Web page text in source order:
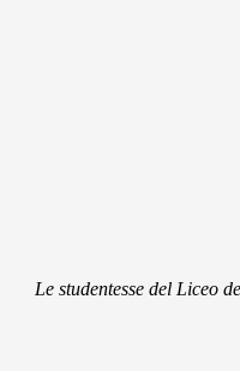
Le studentesse del Liceo